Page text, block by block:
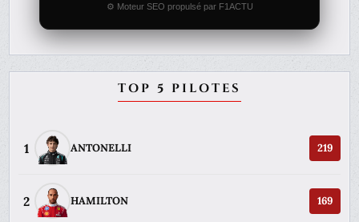
⚙️ Moteur SEO propulsé par F1ACTU
TOP 5 PILOTES
1 ANTONELLI 219
2 HAMILTON 169